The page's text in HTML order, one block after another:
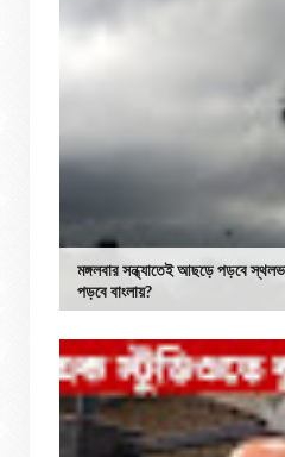
মঙ্গলবার সন্ধ্যাতেই আছড়ে পড়বে
পড়বে বাংলায়?